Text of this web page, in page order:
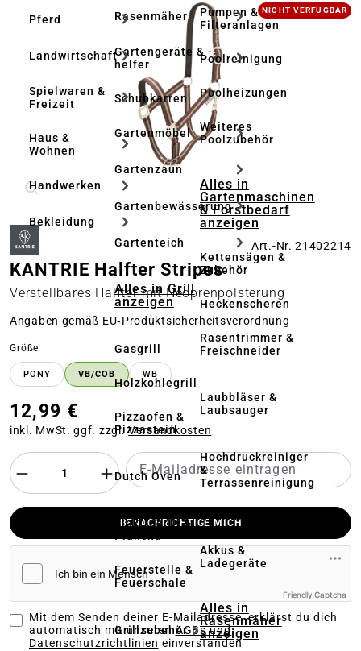
Pferd
Landwirtschaft
Spielwaren &
Freizeit
Haus &
Wohnen
Handwerken
Bekleidung
Rasenmäher
Gartengeräte & -
helfer
Schubkarren
Gartenmöbel
Gartenzaun
Gartenbewässerung
Gartenteich
Alles in Grill
anzeigen
Gasgrill
Holzkohlegrill
Pizzaofen &
Pizzastein
Dutch Oven
Elektrogrill &
Feuerstelle &
Feuerschale
Grillzubehör
Pumpen &
Filteranlagen
Poolreinigung
Poolheizungen
Weiteres
Poolzubehör
Alles in
Gartenmaschinen
& Forstbedarf
anzeigen
Kettensägen &
Zubehör
Heckenscheren
Rasentrimmer &
Freischneider
Laubbläser &
Laubsauger
Hochdruckreiniger
&
Terrassenreinigung
Kehrmaschinen
Akkus &
Ladegeräte
Alles in
Rasenmäher
anzeigen
Bildergalerie überspringen NICHT VERFÜGBAR
Art.-Nr. 21402214
KANTRIE Halfter Stripes
Verstellbares Halfter mit Neoprenpolsterung
Angaben gemäß EU‑Produktsicherheitsverordnung
Größe
PONY VB/COB WB
12,99 €
inkl. MwSt. ggf. zzgl.Versandkosten
BENACHRICHTIGE MICH
Friendly Captcha
Mit dem Senden deiner E-Mailadresse, erklärst du dich
automatisch mit unserenAGBs und
Datenschutzrichtlinien einverstanden